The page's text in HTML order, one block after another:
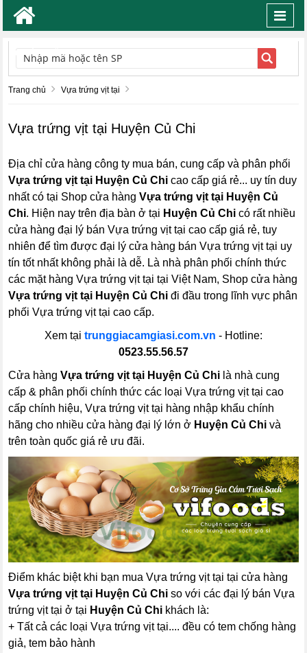
TÌM KIẾM
Trang chủ Vựa trứng vịt tại
Vựa trứng vịt tại Huyện Củ Chi
Địa chỉ cửa hàng công ty mua bán, cung cấp và phân phối
Vựa trứng vịt tại Huyện Củ Chi cao cấp giá rẻ... uy tín duy
nhất có tại Shop cửa hàngVựa trứng vịt tại Huyện Củ
Chi. Hiện nay trên địa bàn ở tại Huyện Củ Chi có rất nhiều
cửa hàng đại lý bán Vựa trứng vịt tại cao cấp giá rẻ, tuy
nhiên để tìm được đại lý cửa hàng bán Vựa trứng vịt tại uy
tín tốt nhất không phải là dễ. Là nhà phân phối chính thức
các mặt hàng Vựa trứng vịt tại tại Việt Nam, Shop cửa hàng
Vựa trứng vịt tại Huyện Củ Chi đi đầu trong lĩnh vực phân
phối Vựa trứng vịt tại cao cấp.
Xem tại trunggiacamgiasi.com.vn - Hotline:
0523.55.56.57
Cửa hàngVựa trứng vịt tại Huyện Củ Chi là nhà cung
cấp & phân phối chính thức các loại Vựa trứng vịt tại cao
cấp chính hiệu, Vựa trứng vịt tại hàng nhập khẩu chính
hãng cho nhiều cửa hàng đại lý lớn ở Huyện Củ Chi và
trên toàn quốc giá rẻ ưu đãi.
Điểm khác biệt khi bạn mua Vựa trứng vịt tại tại cửa hàng
Vựa trứng vịt tại Huyện Củ Chi so với các đại lý bán Vựa
trứng vịt tại ở tại Huyện Củ Chi khách là:
+ Tất cả các loại Vựa trứng vịt tại.... đều có tem chống hàng
giả, tem bảo hành